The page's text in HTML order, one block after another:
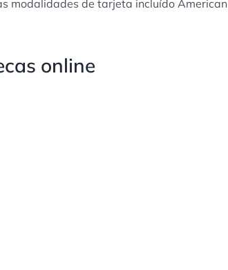
modalidades de tarjeta incluído American
online